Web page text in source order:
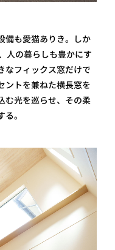
備も愛猫ありき。しか
人の暮らしも豊かにす
なフィックス窓だけで
ントを兼ねた横長窓を
む光を巡らせ、その柔
。